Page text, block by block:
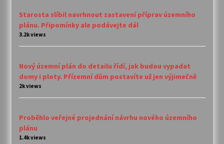
Starosta slíbil navrhnout zastavení příprav územního
plánu. Připomínky ale podávejte dál
3.2k views
Nový územní plán do detailu řídí, jak budou vypadat
domy i ploty. Přízemní dům postavíte už jen výjimečně
2k views
Proběhlo veřejné projednání návrhu nového územního
plánu
1.4k views